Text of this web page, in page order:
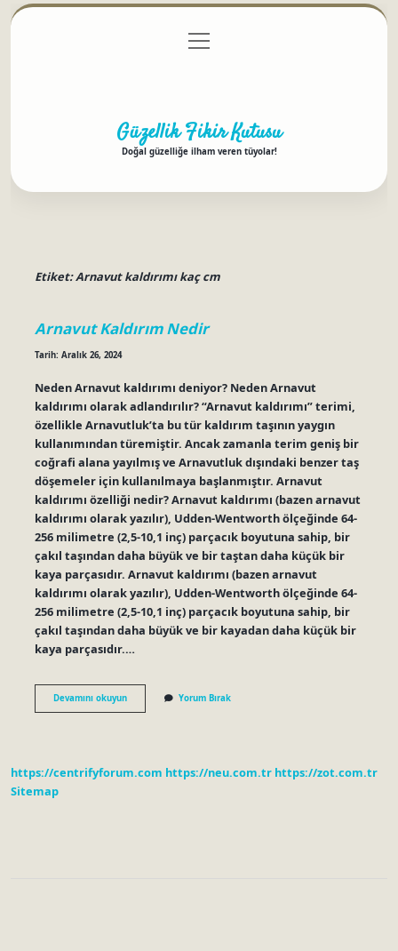
Gizlilik Politikası
menüyü
aç
Güzellik Fikir Kutusu
Doğal güzelliğe ilham veren tüyolar!
Etiket:Arnavut kaldırımı kaç cm
Arnavut Kaldırım Nedir
Tarih: Aralık 26, 2024
Neden Arnavut kaldırımı deniyor? Neden Arnavut
kaldırımı olarak adlandırılır? “Arnavut kaldırımı” terimi,
özellikle Arnavutluk’ta bu tür kaldırım taşının yaygın
kullanımından türemiştir. Ancak zamanla terim geniş bir
coğrafi alana yayılmış ve Arnavutluk dışındaki benzer taş
döşemeler için kullanılmaya başlanmıştır. Arnavut
kaldırımı özelliği nedir? Arnavut kaldırımı (bazen arnavut
kaldırımı olarak yazılır), Udden-Wentworth ölçeğinde 64-
256 milimetre (2,5-10,1 inç) parçacık boyutuna sahip, bir
çakıl taşından daha büyük ve bir taştan daha küçük bir
kaya parçasıdır. Arnavut kaldırımı (bazen arnavut
kaldırımı olarak yazılır), Udden-Wentworth ölçeğinde 64-
256 milimetre (2,5-10,1 inç) parçacık boyutuna sahip, bir
çakıl taşından daha büyük ve bir kayadan daha küçük bir
kaya parçasıdır.…
Devamını okuyunArnavut
Kaldırım
Yorum Bırak
https://centrifyforum.com https://neu.com.tr https://zot.com.tr
Sitemap